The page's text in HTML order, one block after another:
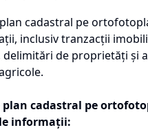
cadastral pe
inclusiv tranzacții
de proprietăți și
plan cadastral pe
informații: